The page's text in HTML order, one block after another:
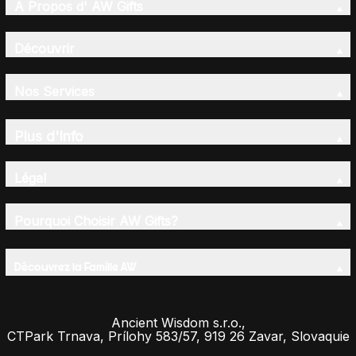
Ancient Wisdom s.r.o.,
CTPark Trnava, Prílohy 583/57, 919 26 Zavar, Slovaquie